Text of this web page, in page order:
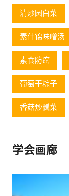
清炒圆白菜
素什锦味噌汤
素食防癌
葡萄⼲粽⼦
香菇炒瓢菜
学会画廊